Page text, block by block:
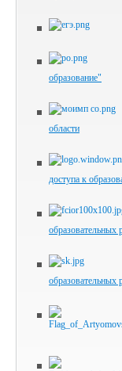
образование"
области
доступа к
образовательных
образовательных